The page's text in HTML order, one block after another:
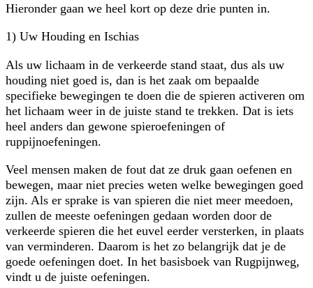
Hieronder gaan we heel kort op deze drie punten in.
1) Uw Houding en Ischias
Als uw lichaam in de verkeerde stand staat, dus als uw
houding niet goed is, dan is het zaak om bepaalde
specifieke bewegingen te doen die de spieren activeren om
het lichaam weer in de juiste stand te trekken. Dat is iets
heel anders dan gewone spieroefeningen of
ruppijnoefeningen.
Veel mensen maken de fout dat ze druk gaan oefenen en
bewegen, maar niet precies weten welke bewegingen goed
zijn. Als er sprake is van spieren die niet meer meedoen,
zullen de meeste oefeningen gedaan worden door de
verkeerde spieren die het euvel eerder versterken, in plaats
van verminderen. Daarom is het zo belangrijk dat je de
goede oefeningen doet. In het basisboek van Rugpijnweg,
vindt u de juiste oefeningen.